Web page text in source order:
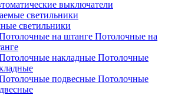
выключатели
светильники
светильники
Потолочные на
Потолочные
Потолочные